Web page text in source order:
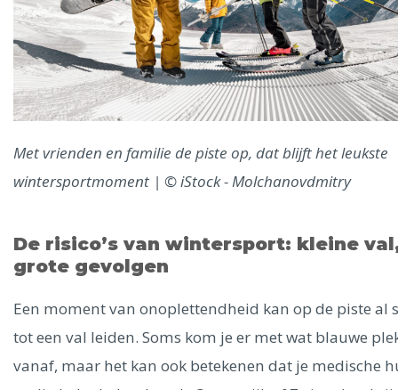
Met vrienden en familie de piste op, dat blijft het leukste
wintersportmoment | © iStock - Molchanovdmitry
De risico’s van wintersport: kleine
grote gevolgen
Een moment van onoplettendheid kan op de piste al
tot een val leiden. Soms kom je er met wat blauwe
vanaf, maar het kan ook betekenen dat je medische